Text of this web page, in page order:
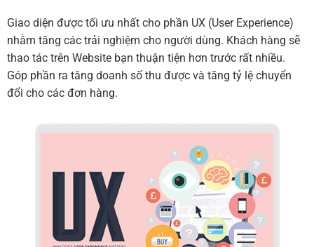
Giao diện được tối ưu nhất cho phần UX (User Experience)
nhằm tăng các trải nghiệm cho người dùng. Khách hàng sẽ
thao tác trên Website bạn thuận tiện hơn trước rất nhiều.
Góp phần ra tăng doanh số thu được và tăng tỷ lệ chuyển
đổi cho các đơn hàng.